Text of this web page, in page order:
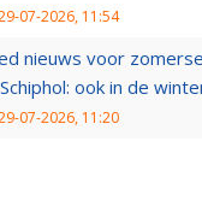
07-2026, 11:54
nieuws voor
ook in de
07-2026, 11:20